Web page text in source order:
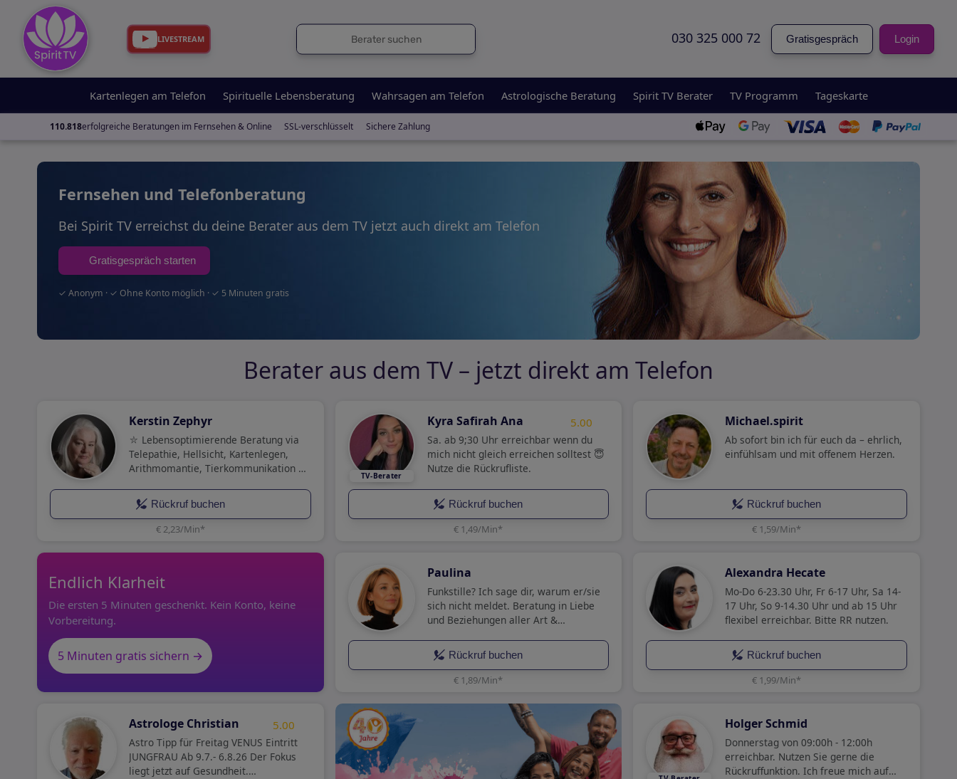
LIVESTREAM 030 325 000 72 Gratisgespräch Login
Kartenlegen am Telefon Spirituelle Lebensberatung Wahrsagen am Telefon Astrologische Beratung Spirit TV Berater TV Programm Tageskarte
110.818erfolgreiche Beratungen im Fernsehen & Online SSL-verschlüsselt Sichere Zahlung
Fernsehen und Telefonberatung
Bei Spirit TV erreichst du deine Berater aus dem TV jetzt auch direkt am Telefon
Gratisgespräch starten
✓ Anonym · ✓ Ohne Konto möglich · ✓ 5 Minuten gratis
Berater aus dem TV – jetzt direkt am Telefon
Kerstin Zephyr
⛥ Lebensoptimierende Beratung via
Telepathie, Hellsicht, Kartenlegen,
Arithmomantie, Tierkommunikation &
erfahren. ⛥Täglich erreichbar mit
Pausen.⛥
Rückruf buchen
€ 2,23/Min*
Kyra Safirah Ana 5.00
Sa. ab 9;30 Uhr erreichbar wenn du
mich nicht gleich erreichen solltest 😇
Nutze die Rückrufliste.
Rückruf buchen
€ 1,49/Min*
Michael.spirit
Ab sofort bin ich für euch da – ehrlich,
einfühlsam und mit offenem Herzen.
Rückruf buchen
€ 1,59/Min*
Endlich Klarheit
Die ersten 5 Minuten geschenkt. Kein Konto, keine
Vorbereitung.
5 Minuten gratis sichern →
Paulina
Funkstille? Ich sage dir, warum er/sie
sich nicht meldet. Beratung in Liebe
und Beziehungen aller Art &
daher sporadisch erreichbar
Erreichbar Mo-Fr. v. 10.00-15.
Rückruf buchen
€ 1,89/Min*
Alexandra Hecate
Mo-Do 6-23.30 Uhr, Fr 6-17 Uhr, Sa 14-
17 Uhr, So 9-14.30 Uhr und ab 15 Uhr
flexibel erreichbar. Bitte RR nutzen.
Rückruf buchen
€ 1,99/Min*
Astrologe Christian 5.00
Astro Tipp für Freitag VENUS Eintritt
JUNGFRAU Ab 9.7.- 6.8.26 Der Fokus
liegt jetzt auf Gesundheit.
Holger Schmid
Donnerstag von 09:00h - 12:00h
erreichbar. Nutzen Sie gerne die
Rückruffunktion. Ich freue mich auf